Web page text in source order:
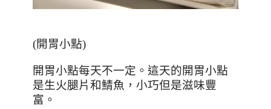
(開胃小點)
開胃小點每天不一定。這天的開胃小點
是生火腿片和鯖魚，小巧但是滋味豐
富。